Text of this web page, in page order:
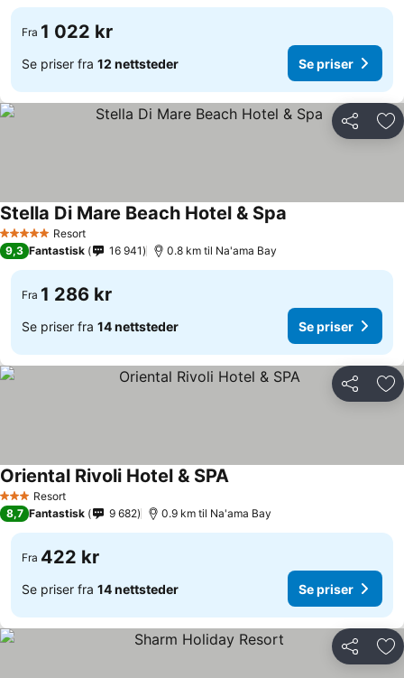
Fra 1 022 kr
Se priser fra 12 nettsteder Se priser
Del
5 Stjerner Resort
Stella Di Mare Beach Hotel & Spa
9,3 Fantastisk 16 941 0.8 km til Na'ama Bay
Fra 1 286 kr
Se priser fra 14 nettsteder Se priser
Del
3 StjernerResort
Oriental Rivoli Hotel & SPASe priser
8,7 Fantastisk 9 682 0.9 km til Na'ama Bay
Fra 422 kr
Se priser fra 14 nettsteder Se priser
Del